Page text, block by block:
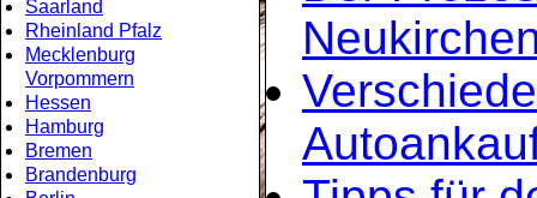
Saarland
Rheinland Pfalz
Mecklenburg
Vorpommern
Hessen
Hamburg
Bremen
Brandenburg